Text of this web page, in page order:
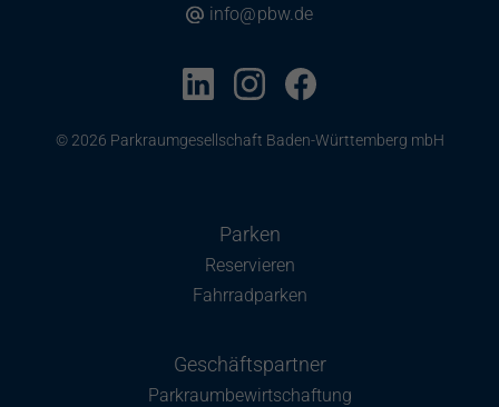
info@pbw.de
© 2026 Parkraumgesellschaft Baden-Württemberg mbH
Parken
Reservieren
Fahrradparken
Geschäftspartner
Parkraumbewirtschaftung